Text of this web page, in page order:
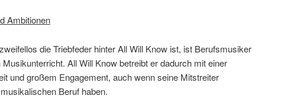
Ambitionen
die Triebfeder hinter All Will Know ist, ist Berufsmusiker
Musikunterricht. All Will Know betreibt er dadurch mit einer
und großem Engagement, auch wenn seine Mitstreiter
Beruf haben.